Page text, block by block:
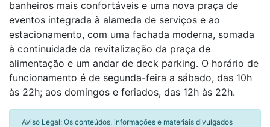
banheiros mais confortáveis e uma nova praça de
eventos integrada à alameda de serviços e ao
estacionamento, com uma fachada moderna, somada
à continuidade da revitalização da praça de
alimentação e um andar de deck parking. O horário de
funcionamento é de segunda-feira a sábado, das 10h
às 22h; aos domingos e feriados, das 12h às 22h.
Aviso Legal: Os conteúdos, informações e materiais divulgados